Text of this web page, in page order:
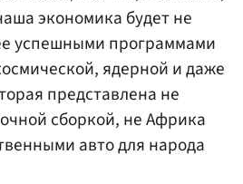
экономика будет не
успешными программами
ядерной и даже
представлена не
сборкой, не Африка
авто для народа